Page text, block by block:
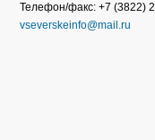
Телефон/факс: +7 (3822)
vseverskeinfo@mail.ru